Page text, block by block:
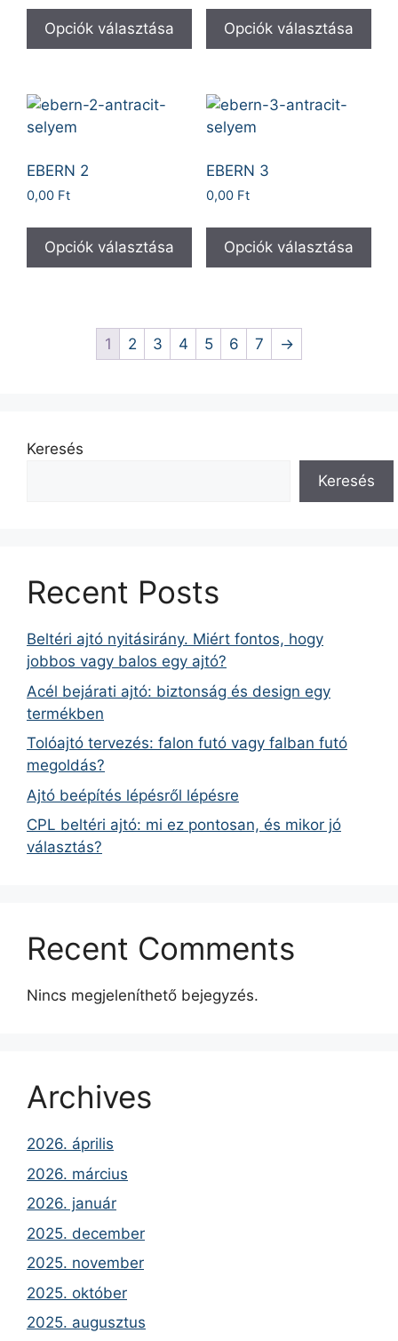
Opciók választása Opciók választása
EBERN 2
0,00 Ft
Opciók választása
EBERN 3
0,00 Ft
Opciók választása
1 2 3 4 5 6 7 →
Keresés
Keresés
Recent Posts
Beltéri ajtó nyitásirány. Miért fontos, hogy
jobbos vagy balos egy ajtó?
Acél bejárati ajtó: biztonság és design egy
termékben
Tolóajtó tervezés: falon futó vagy falban futó
megoldás?
Ajtó beépítés lépésről lépésre
CPL beltéri ajtó: mi ez pontosan, és mikor jó
választás?
Recent Comments
Nincs megjeleníthető bejegyzés.
Archives
2026. április
2026. március
2026. január
2025. december
2025. november
2025. október
2025. augusztus